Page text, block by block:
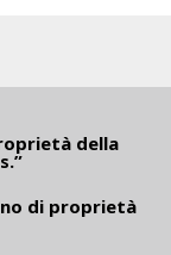
della
di proprietà